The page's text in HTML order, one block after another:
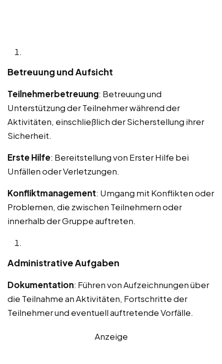
Betreuung und Aufsicht
Teilnehmerbetreuung: Betreuung und
Unterstützung der Teilnehmer während der
Aktivitäten, einschließlich der Sicherstellung ihrer
Sicherheit.
Erste Hilfe: Bereitstellung von Erster Hilfe bei
Unfällen oder Verletzungen.
Konfliktmanagement: Umgang mit Konflikten oder
Problemen, die zwischen Teilnehmern oder
innerhalb der Gruppe auftreten.
Administrative Aufgaben
Dokumentation: Führen von Aufzeichnungen über
die Teilnahme an Aktivitäten, Fortschritte der
Teilnehmer und eventuell auftretende Vorfälle.
Anzeige